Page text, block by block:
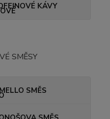
KÁVY
SMĚSY
SMĚS